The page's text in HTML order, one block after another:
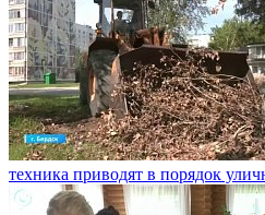
техника приводят в порядок